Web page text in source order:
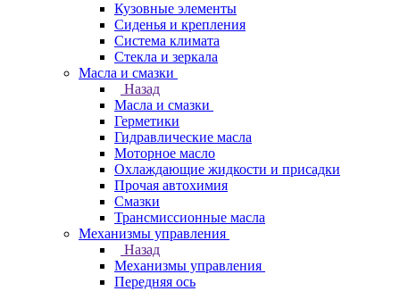
Кузовные элементы
Сиденья и крепления
Система климата
Стекла и зеркала
Масла и смазки
Назад
Масла и смазки
Герметики
Гидравлические масла
Моторное масло
Охлаждающие жидкости и присадки
Прочая автохимия
Смазки
Трансмиссионные масла
Механизмы управления
Назад
Механизмы управления
Передняя ось